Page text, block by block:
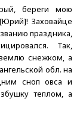
береги мою
Заховайце
праздника,
Так,
снежком, а
обл. на
сноп овса и
теплом, а